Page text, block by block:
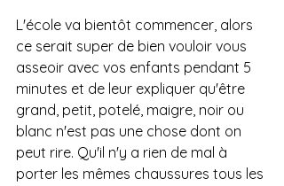
L'école va bientôt commencer, alors
ce serait super de bien vouloir vous
asseoir avec vos enfants pendant 5
minutes et de leur expliquer qu'être
grand, petit, potelé, maigre, noir ou
blanc n'est pas une chose dont on
peut rire. Qu'il n'y a rien de mal à
porter les mêmes chaussures tous les